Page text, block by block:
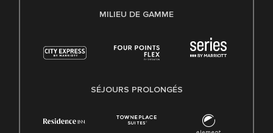
MILIEU DE GAMME
SÉJOURS PROLONGÉS